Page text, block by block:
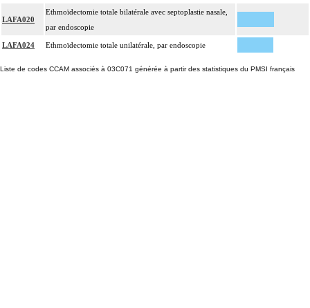
LAFA020
Ethmoïdectomie totale bilatérale avec septoplastie nasale,
par endoscopie
LAFA024 Ethmoïdectomie totale unilatérale, par endoscopie
Liste de codes CCAM associés à 03C071 générée à partir des statistiques du PMSI français